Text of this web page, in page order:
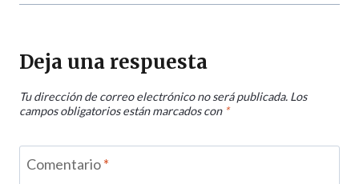
Deja una respuesta
Tu dirección de correo electrónico no será publicada. Los
campos obligatorios están marcados con *
Comentario*